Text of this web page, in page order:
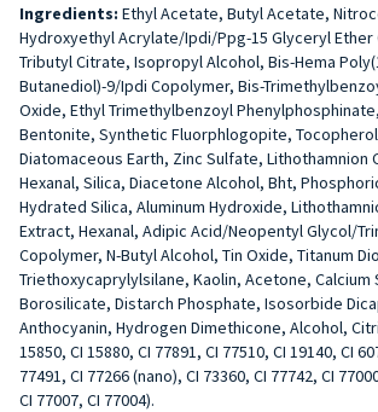
Ingredients: Ethyl Acetate, Butyl Acetate,
Hydroxyethyl Acrylate/Ipdi/Ppg-15 Glyceryl
Tributyl Citrate, Isopropyl Alcohol, Bis-Hema
Butanediol)-9/Ipdi Copolymer, Bis-
Oxide, Ethyl Trimethylbenzoyl
Bentonite, Synthetic Fluorphlogopite,
Diatomaceous Earth, Zinc Sulfate, Lithothamnion
Hexanal, Silica, Diacetone Alcohol, Bht,
Hydrated Silica, Aluminum Hydroxide,
Extract, Hexanal, Adipic Acid/Neopentyl Glycol/
Copolymer, N-Butyl Alcohol, Tin Oxide, Titanum
Triethoxycaprylylsilane, Kaolin, Acetone, Calcium
Borosilicate, Distarch Phosphate, Isosorbide
Anthocyanin, Hydrogen Dimethicone, Alcohol,
15850, CI 15880, CI 77891, CI 77510, CI 19140, CI
77491, CI 77266 (nano), CI 73360, CI 77742, CI
CI 77007, CI 77004).